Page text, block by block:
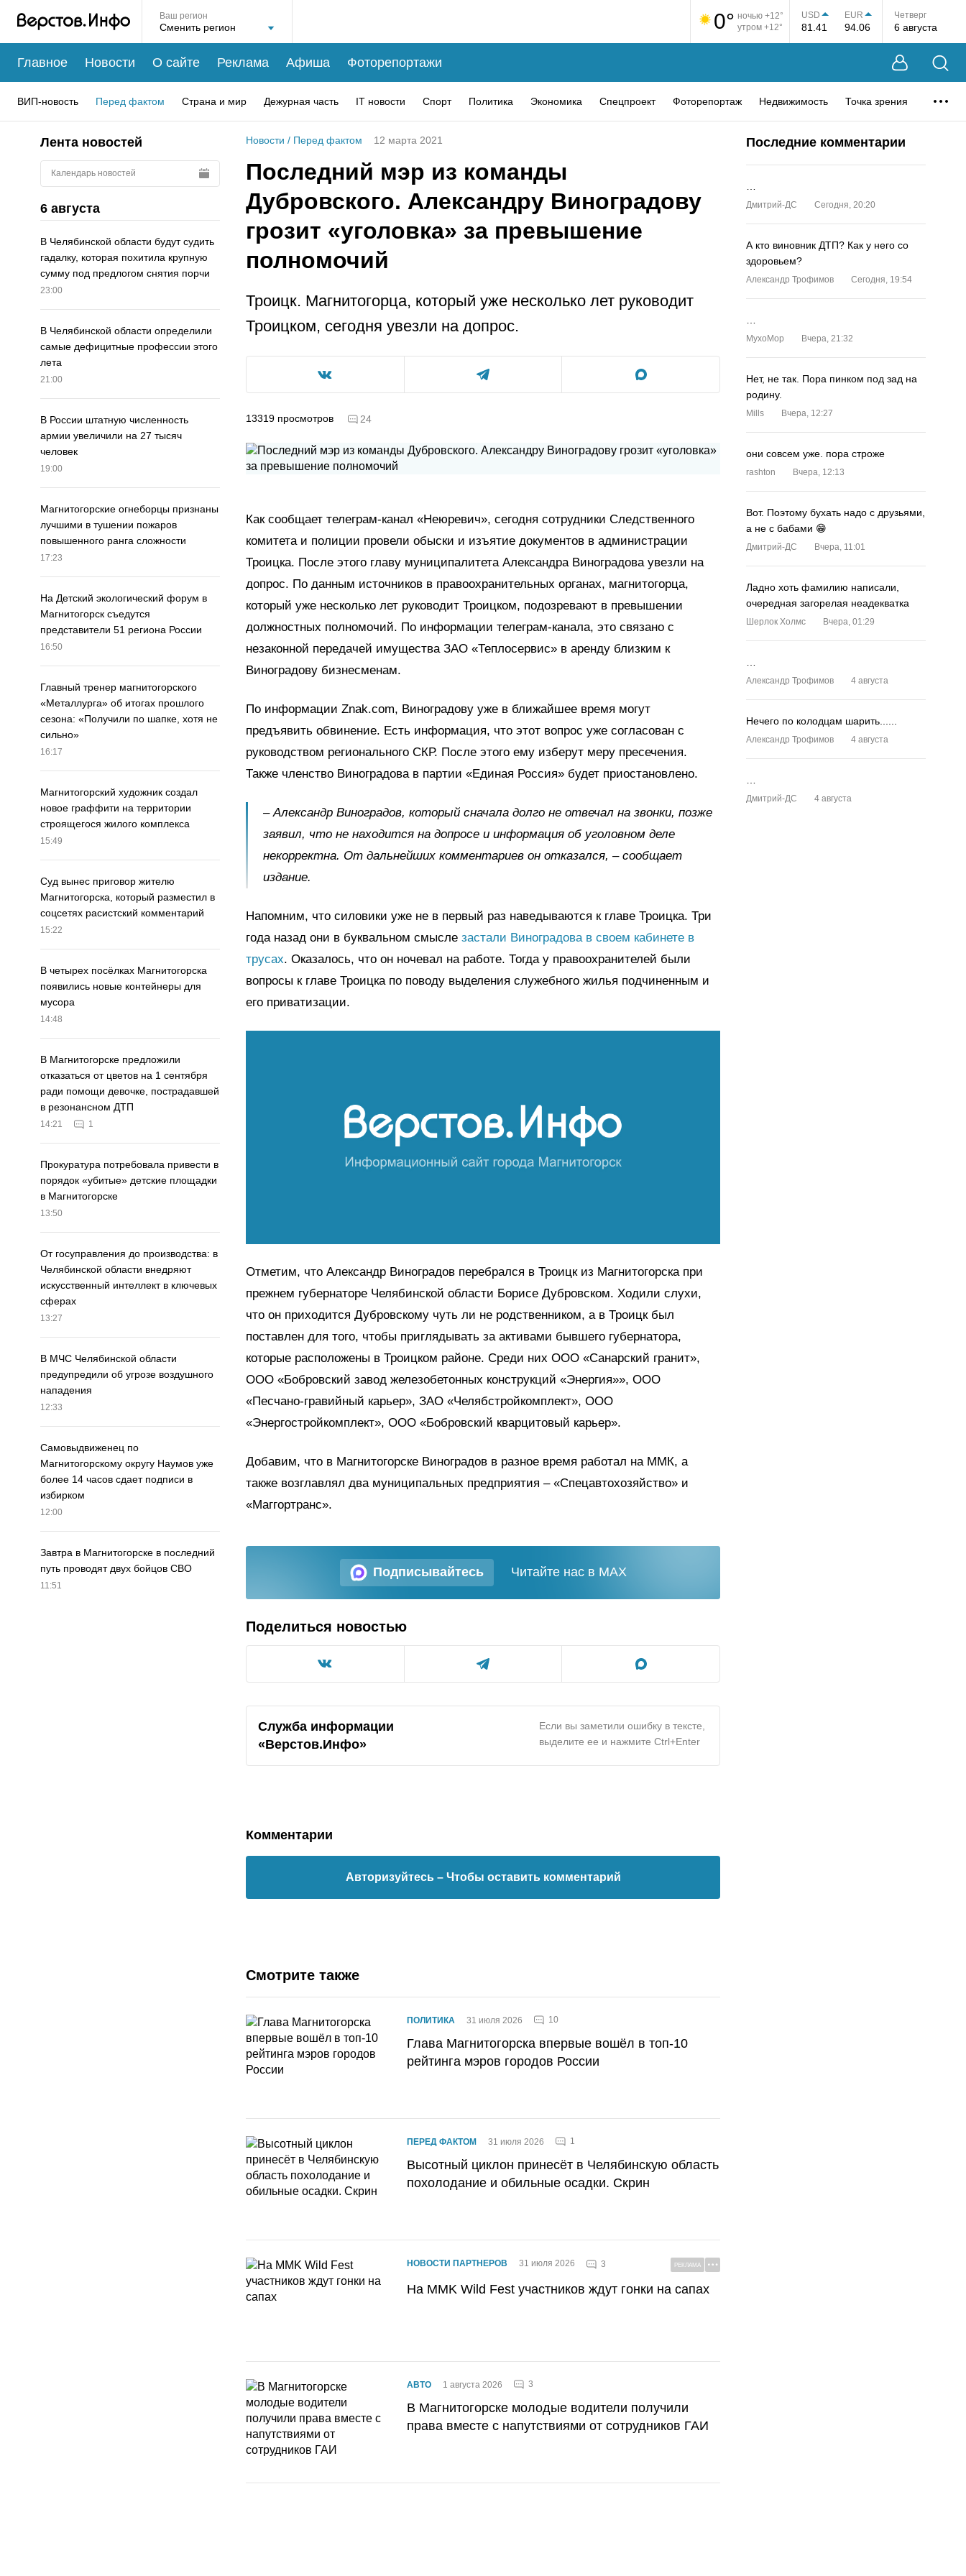
Ваш регион 0° ночью +12°
утром +12°
USD
81.41
EUR
94.06
Четверг
6 августа
Главное Новости О сайте Реклама Афиша Фоторепортажи
ВИП-новость Перед фактом Страна и мир Дежурная часть IT новости Спорт Политика Экономика Спецпроект Фоторепортаж Недвижимость Точка зрения
Лента новостей
Календарь новостей
6 августа
В Челябинской области будут судить
гадалку, которая похитила крупную
сумму под предлогом снятия порчи
23:00
В Челябинской области определили
самые дефицитные профессии этого
лета
21:00
В России штатную численность
армии увеличили на 27 тысяч
человек
19:00
Магнитогорские огнеборцы признаны
лучшими в тушении пожаров
повышенного ранга сложности
17:23
На Детский экологический форум в
Магнитогорск съедутся
представители 51 региона России
16:50
Главный тренер магнитогорского
«Металлурга» об итогах прошлого
сезона: «Получили по шапке, хотя не
сильно»
16:17
Магнитогорский художник создал
новое граффити на территории
строящегося жилого комплекса
15:49
Суд вынес приговор жителю
Магнитогорска, который разместил в
соцсетях расистский комментарий
15:22
В четырех посёлках Магнитогорска
появились новые контейнеры для
мусора
14:48
В Магнитогорске предложили
отказаться от цветов на 1 сентября
ради помощи девочке, пострадавшей
в резонансном ДТП
14:21 1
Прокуратура потребовала привести в
порядок «убитые» детские площадки
в Магнитогорске
13:50
От госуправления до производства: в
Челябинской области внедряют
искусственный интеллект в ключевых
сферах
13:27
В МЧС Челябинской области
предупредили об угрозе воздушного
нападения
12:33
Самовыдвиженец по
Магнитогорскому округу Наумов уже
более 14 часов сдает подписи в
избирком
12:00
Завтра в Магнитогорске в последний
путь проводят двух бойцов СВО
11:51
Новости / Перед фактом 12 марта 2021
Последний мэр из команды
Дубровского. Александру Виноградову
грозит «уголовка» за превышение
полномочий
Троицк. Магнитогорца, который уже несколько лет руководит
Троицком, сегодня увезли на допрос.
13319 просмотров 24
Как сообщает телеграм-канал «Неюревич», сегодня сотрудники Следственного
комитета и полиции провели обыски и изъятие документов в администрации
Троицка. После этого главу муниципалитета Александра Виноградова увезли на
допрос. По данным источников в правоохранительных органах, магнитогорца,
который уже несколько лет руководит Троицком, подозревают в превышении
должностных полномочий. По информации телеграм-канала, это связано с
незаконной передачей имущества ЗАО «Теплосервис» в аренду близким к
Виноградову бизнесменам.
По информации Znak.com, Виноградову уже в ближайшее время могут
предъявить обвинение. Есть информация, что этот вопрос уже согласован с
руководством регионального СКР. После этого ему изберут меру пресечения.
Также членство Виноградова в партии «Единая Россия» будет приостановлено.
– Александр Виноградов, который сначала долго не отвечал на звонки, позже
заявил, что не находится на допросе и информация об уголовном деле
некорректна. От дальнейших комментариев он отказался, – сообщает
издание.
Напомним, что силовики уже не в первый раз наведываются к главе Троицка. Три
года назад они в буквальном смысле застали Виноградова в своем кабинете в
трусах. Оказалось, что он ночевал на работе. Тогда у правоохранителей были
вопросы к главе Троицка по поводу выделения служебного жилья подчиненным и
его приватизации.
Отметим, что Александр Виноградов перебрался в Троицк из Магнитогорска при
прежнем губернаторе Челябинской области Борисе Дубровском. Ходили слухи,
что он приходится Дубровскому чуть ли не родственником, а в Троицк был
поставлен для того, чтобы приглядывать за активами бывшего губернатора,
которые расположены в Троицком районе. Среди них ООО «Санарский гранит»,
ООО «Бобровский завод железобетонных конструкций «Энергия»», ООО
«Песчано-гравийный карьер», ЗАО «Челябстройкомплект», ООО
«Энергостройкомплект», ООО «Бобровский кварцитовый карьер».
Добавим, что в Магнитогорске Виноградов в разное время работал на ММК, а
также возглавлял два муниципальных предприятия – «Спецавтохозяйство» и
«Маггортранс».
Подписывайтесь Читайте нас в MAX
Поделиться новостью
Служба информации
«Верстов.Инфо»
Если вы заметили ошибку в тексте,
выделите ее и нажмите Ctrl+Enter
Комментарии
Авторизуйтесь – Чтобы оставить комментарий
Смотрите также
ПОЛИТИКА 31 июля 2026 10
Глава Магнитогорска впервые вошёл в топ-10
рейтинга мэров городов России
ПЕРЕД ФАКТОМ 31 июля 2026 1
Высотный циклон принесёт в Челябинскую область
похолодание и обильные осадки. Скрин
НОВОСТИ ПАРТНЕРОВ 31 июля 2026 3 РЕКЛАМА
На MMK Wild Fest участников ждут гонки на сапах
АВТО 1 августа 2026 3
В Магнитогорске молодые водители получили
права вместе с напутствиями от сотрудников ГАИ
Последние комментарии
Дмитрий-ДС Сегодня, 20:20
А кто виновник ДТП? Как у него со
здоровьем?
Александр Трофимов Сегодня, 19:54
MyxoMop Вчера, 21:32
Нет, не так. Пора пинком под зад на
родину.
Mills Вчера, 12:27
они совсем уже. пора строже
rashton Вчера, 12:13
Вот. Поэтому бухать надо с друзьями,
а не с бабами 😁
Дмитрий-ДС Вчера, 11:01
Ладно хоть фамилию написали,
очередная загорелая неадекватка
Шерлок Холмс Вчера, 01:29
Александр Трофимов 4 августа
Нечего по колодцам шарить......
Александр Трофимов 4 августа
Дмитрий-ДС 4 августа